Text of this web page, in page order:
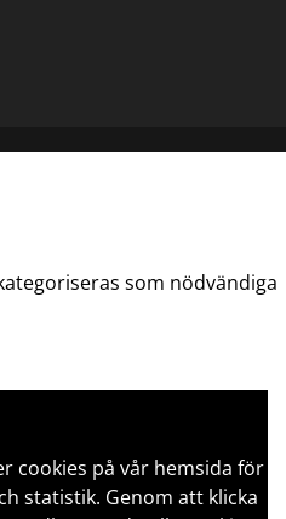
cookies på vår hemsida för
statistik. Genom att klicka
som nödvändiga
funktioner och